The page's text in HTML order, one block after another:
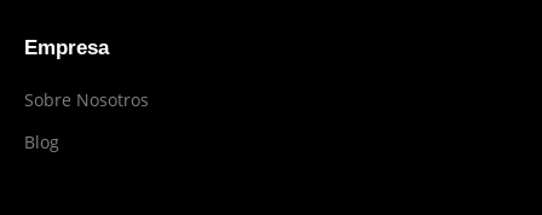
Empresa
Sobre Nosotros
Blog